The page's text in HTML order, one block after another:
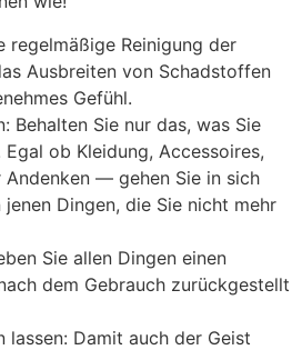
regelmäßige Reinigung der
Ausbreiten von Schadstoffen
Gefühl.
Behalten Sie nur das, was Sie
ob Kleidung, Accessoires,
Andenken — gehen Sie in sich
Dingen, die Sie nicht mehr
Sie allen Dingen einen
dem Gebrauch zurückgestellt
lassen: Damit auch der Geist